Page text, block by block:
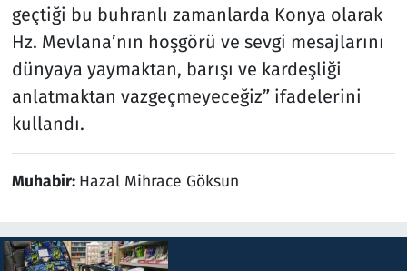
geçtiği bu buhranlı zamanlarda Konya olarak
Hz. Mevlana’nın hoşgörü ve sevgi mesajlarını
dünyaya yaymaktan, barışı ve kardeşliği
anlatmaktan vazgeçmeyeceğiz” ifadelerini
kullandı.
Muhabir: Hazal Mihrace Göksun